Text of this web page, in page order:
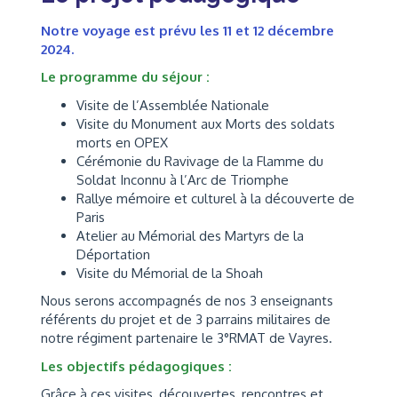
Notre voyage est prévu les 11 et 12 décembre
2024.
Le programme du séjour :
Visite de l’Assemblée Nationale
Visite du Monument aux Morts des soldats
morts en OPEX
Cérémonie du Ravivage de la Flamme du
Soldat Inconnu à l’Arc de Triomphe
Rallye mémoire et culturel à la découverte de
Paris
Atelier au Mémorial des Martyrs de la
Déportation
Visite du Mémorial de la Shoah
Nous serons accompagnés de nos 3 enseignants
référents du projet et de 3 parrains militaires de
notre régiment partenaire le 3°RMAT de Vayres.
Les objectifs pédagogiques :